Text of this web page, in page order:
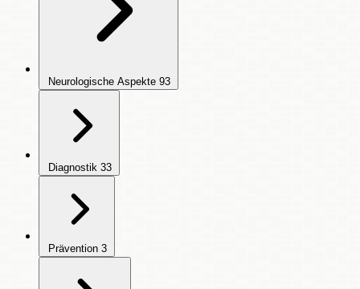
Neurologische Aspekte 93
Diagnostik 33
Prävention 3